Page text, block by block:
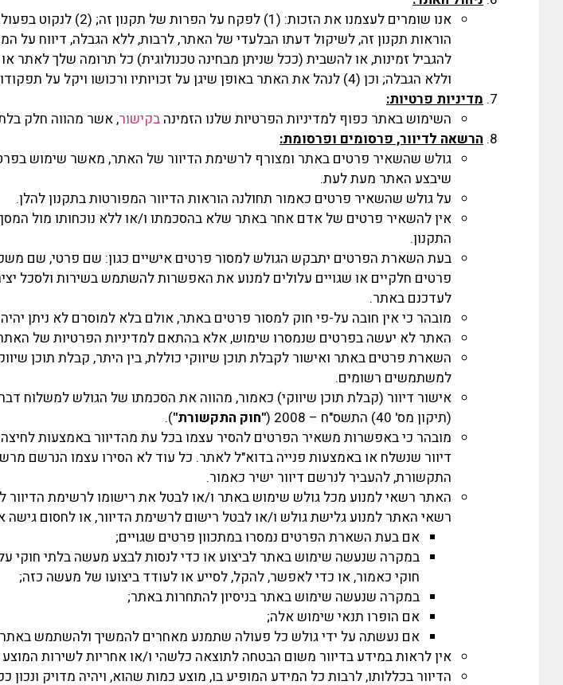
אנו שומרים לעצמנו את
להגביל זמינות, או להשבית (ככל שניתן מבחינה טכנולוגית) כל תרומה שלך
וללא הגבלה; וכן (4) לנהל את האתר באופן שיגן על זכויותיו ורכושו ויקל על תפקודו התקין.
מדיניות פרטיות:
השימוש באתר כפוף למדיניות הפרטיות שלנו הזמינה בקישור, אשר מהווה חלק
הרשאה לדיוור, פרסומים ופרסומת:
גולש שהשאיר פרטים באתר ומצורף לרשימת הדיוור של האתר, מאשר שימוש
שיבצע האתר מעת לעת.
על גולש שהשאיר פרטים כאמור תחולנה הוראות הדיוור המפורטות בתקנון להלן.
אין להשאיר פרטים של אדם אחר באתר שלא בהסכמתו ו/או ללא נוכחותו מול
התקנון.
בעת השארת הפרטים יתבקש הגולש למסור פרטים אישיים כגון: שם פרטי, שם
פרטים חלקיים או שגויים עלולים למנוע את האפשרות להשתמש בשירות ולסכל
לעדכנם באתר.
מובהר כי אין חובה על-פי חוק למסור פרטים באתר, אולם בלא למוסרם לא ניתן
האתר לא יעשה בפרטים שנמסרו שימוש, אלא בהתאם למדיניות הפרטיות של
השארת פרטים באתר ואישור לקבלת תוכן שיווקי כוללת, בין היתר, קבלת תוכן
למשתמשים רשומים.
אישור דיוור (קבלת תוכן שיווקי) כאמור, מהווה את הסכמתו של הגולש למשלוח
(תיקון מס' 40) התשס"ח – 2008 (
"חוק התקשורת").
מובהר כי באפשרות משאיר הפרטים להסיר עצמו בכל עת מהדיוור באמצעות
דיוור שנשלח או באמצעות פנייה בדוא"ל לאתר. כל עוד לא הסירו עצמו הנרשם
התקשורת, להעביר לנרשם דיוור ישיר כאמור.
האתר רשאי למנוע מכל גולש שימוש באתר ו/או לבטל את רישומו לרשימת הדיוור
רשאי האתר למנוע גלישת גולש ו/או לבטל רישום לרשימת הדיוור, או לחסום
אם בעת השארת הפרטים נמסרו במתכוון פרטים שגויים;
במקרה שנעשה שימוש באתר לביצוע או כדי לנסות לבצע מעשה בלתי חוקי
חוקי כאמור, או כדי לאפשר, להקל, לסייע או לעודד ביצועו של מעשה כזה;
במקרה שנעשה שימוש באתר בניסיון להתחרות באתר;
אם הופרו תנאי שימוש אלה;
אם נעשתה על ידי גולש כל פעולה שתמנע מאחרים להמשיך ולהשתמש
אין לראות במידע בדיוור משום הבטחה לתוצאה כלשהי ו/או אחריות לשירות המוצע
הדיוור בכללותו, לרבות כל המידע המופיע בו, מוצע כמות שהוא, ויהיה מדויק ונכון